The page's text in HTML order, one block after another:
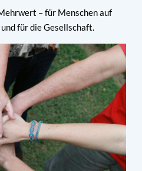
– für Menschen auf
für die Gesellschaft.